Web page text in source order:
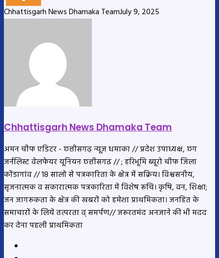
Chhattisgarh News Dhamaka TeamJuly 9, 2025
Chhattisgarh News Dhamaka Team
अमन चीफ एडिटर - छत्तीसगढ़ न्यूज़ धमाका // प्रदेश उपाध्यक्ष, छग
जर्नलिस्ट वेलफेयर यूनियन छत्तीसगढ // ; हरिभूमि ब्यूरो चीफ जिला
कोंडागांव // 18 सालो से पत्रकारिता के क्षेत्र में सक्रिय। विश्वसनीय,
सृजनात्मक व सकारात्मक पत्रकारिता में विशेष रूचि। कृषि, वन, शिक्षा;
जन जागरूकता के क्षेत्र की खबरों को हमेशा प्राथमिकता। जनहित के
समाचारों के लिये तत्परता व् समर्पण// जरूरतमंद अनजाने की भी मदद
कर देना पहली प्राथमिकता